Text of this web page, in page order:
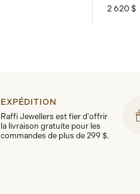
2 620 $
EXPÉDITION
Raffi Jewellers est fier d'offrir
la livraison gratuite pour les
commandes de plus de 299 $.